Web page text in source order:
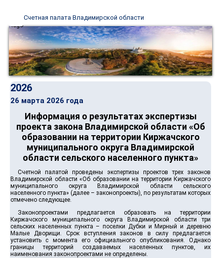
Счетная палата Владимирской области
2026
26 марта 2026 года
Информация о результатах экспертизы
проекта закона Владимирской области «Об
образовании на территории Киржачского
муниципального округа Владимирской
области сельского населенного пункта»
Счетной палатой проведены экспертизы проектов трех законов
Владимирской области «Об образовании на территории Киржачского
муниципального округа Владимирской области сельского
населенного пункта» (далее – законопроекты), по результатам которых
отмечено следующее.
Законопроектами предлагается образовать на территории
Киржачского муниципального округа Владимирской области три
сельских населенных пункта – поселки Дубки и Мирный и деревню
Малые Дворищи. Срок вступления законов в силу предлагается
установить с момента его официального опубликования. Однако
границы территорий создаваемых населенных пунктов, их
наименования законопроектами не определены.